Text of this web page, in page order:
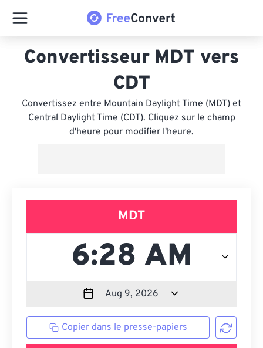
Convertisseur MDT vers
CDT
Convertissez entre Mountain Daylight Time (MDT) et
Central Daylight Time (CDT). Cliquez sur le champ
d'heure pour modifier l'heure.
MDT
Copier dans le presse-papiers